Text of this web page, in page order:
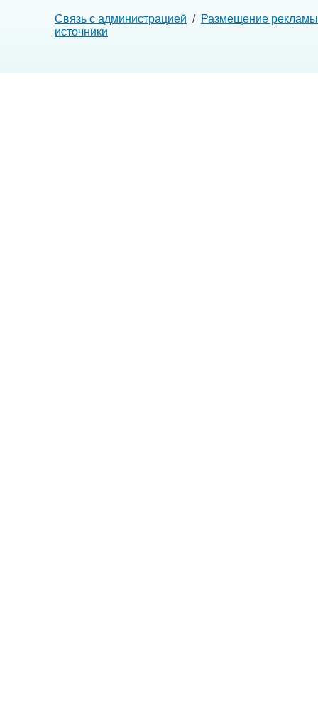
Связь с администрацией / Размещение рекламы
источники